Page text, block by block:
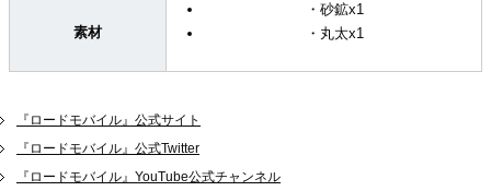
素材
・砂鉱x1
・丸太x1
『ロードモバイル』公式サイト
『ロードモバイル』公式Twitter
『ロードモバイル』YouTube公式チャンネル